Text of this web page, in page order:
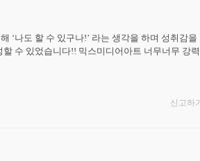
‘나도 할 수 있구나!’ 라는 생각을 하며 성취감을
수 있었습니다!! 믹스미디어아트 너무너무 강력
신고하기